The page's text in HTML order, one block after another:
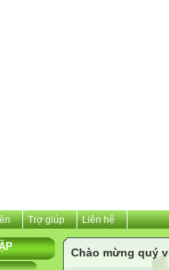
Trợ giúp Liên hệ
Chào mừng quý